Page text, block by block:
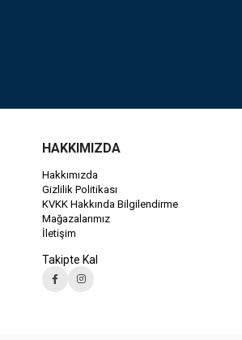
HAKKIMIZDA
Hakkımızda
Gizlilik Politikası
KVKK Hakkında Bilgilendirme
Mağazalarımız
İletişim
Takipte Kal